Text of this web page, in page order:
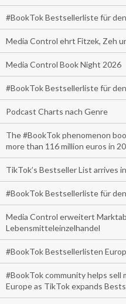
#BookTok Bestsellerliste für
Media Control ehrt Fitzek, Zeh
Media Control Book Night 2026
#BookTok Bestsellerliste für
Podcast Charts nach Genre
The #BookTok phenomenon
more than 116 million euros in
TikTok’s Bestseller List arrives
#BookTok Bestsellerliste für
Media Control erweitert
Lebensmitteleinzelhandel
#BookTok Bestsellerlisten
#BookTok community helps sell
Europe as TikTok expands